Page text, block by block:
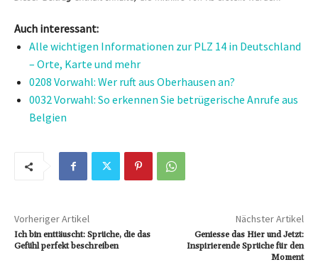
Auch interessant:
Alle wichtigen Informationen zur PLZ 14 in Deutschland
– Orte, Karte und mehr
0208 Vorwahl: Wer ruft aus Oberhausen an?
0032 Vorwahl: So erkennen Sie betrügerische Anrufe aus
Belgien
Vorheriger Artikel
Ich bin enttäuscht: Sprüche, die das
Gefühl perfekt beschreiben
Nächster Artikel
Geniesse das Hier und Jetzt:
Inspirierende Sprüche für den
Moment